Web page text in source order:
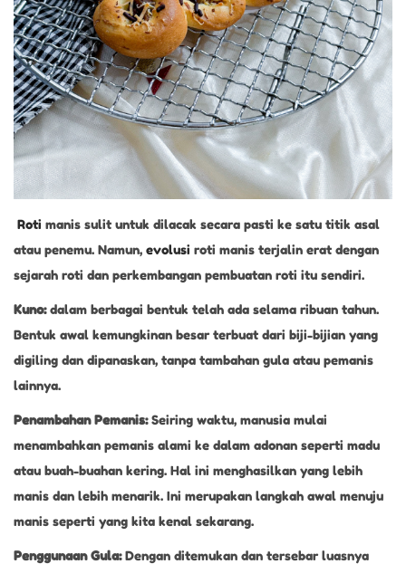
Roti manis sulit untuk dilacak secara pasti ke satu titik asal
atau penemu. Namun, evolusi roti manis terjalin erat dengan
sejarah roti dan perkembangan pembuatan roti itu sendiri.
Kuno:dalam berbagai bentuk telah ada selama ribuan tahun.
Bentuk awal kemungkinan besar terbuat dari biji-bijian yang
digiling dan dipanaskan, tanpa tambahan gula atau pemanis
lainnya.
Penambahan Pemanis:Seiring waktu, manusia mulai
menambahkan pemanis alami ke dalam adonan seperti madu
atau buah-buahan kering. Hal ini menghasilkan yang lebih
manis dan lebih menarik. Ini merupakan langkah awal menuju
manis seperti yang kita kenal sekarang.
Penggunaan Gula:Dengan ditemukan dan tersebar luasnya